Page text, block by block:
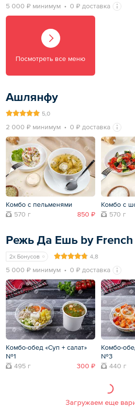
5 000 ₽ минимум 0 ₽ доставка
Посмотреть все меню
Ашлянфу
5,0
2 000 ₽ минимум 0 ₽ доставка
Комбо с пельменями
570 г
850 ₽
Комбо с
570 г
Режь Да Ешь by French
2x Бонусов 4,8
5 000 ₽ минимум 0 ₽ доставка
Комбо-обед «Суп + салат»
№1
495 г
300 ₽
Комбо-
№3
440 г
Загружаем еще